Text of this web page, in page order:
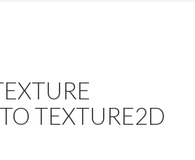
TEXTURE2D